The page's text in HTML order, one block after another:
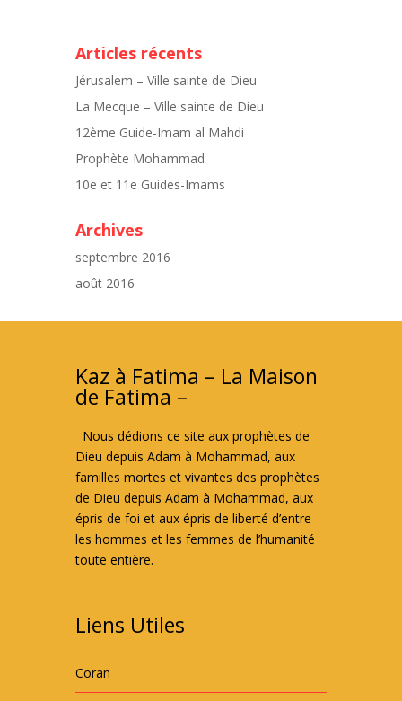
Articles récents
Jérusalem – Ville sainte de Dieu
La Mecque – Ville sainte de Dieu
12ème Guide-Imam al Mahdi
Prophète Mohammad
10e et 11e Guides-Imams
Archives
septembre 2016
août 2016
Kaz à Fatima – La Maison
de Fatima –
Nous dédions ce site aux prophètes de
Dieu depuis Adam à Mohammad, aux
familles mortes et vivantes des prophètes
de Dieu depuis Adam à Mohammad, aux
épris de foi et aux épris de liberté d’entre
les hommes et les femmes de l’humanité
toute entière.
Liens Utiles
Coran